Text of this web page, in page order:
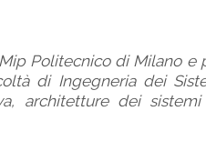
Politecnico di Milano e
di Ingegneria dei
architetture dei